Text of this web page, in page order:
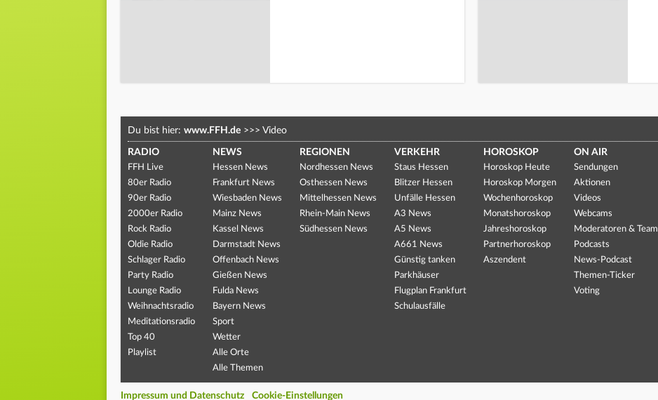
Du bist hier: www.FFH.de >>> Video
RADIO
FFH Live
80er Radio
90er Radio
2000er Radio
Rock Radio
Oldie Radio
Schlager Radio
Party Radio
Lounge Radio
Weihnachtsradio
Meditationsradio
Top 40
Playlist
NEWS
Hessen News
Frankfurt News
Wiesbaden News
Mainz News
Kassel News
Darmstadt News
Offenbach News
Gießen News
Fulda News
Bayern News
Sport
Wetter
Alle Orte
Alle Themen
REGIONEN
Nordhessen News
Osthessen News
Mittelhessen News
Rhein-Main News
Südhessen News
VERKEHR
Staus Hessen
Blitzer Hessen
Unfälle Hessen
A3 News
A5 News
A661 News
Günstig tanken
Parkhäuser
Flugplan Frankfurt
Schulausfälle
HOROSKOP
Horoskop Heute
Horoskop Morgen
Wochenhoroskop
Monatshoroskop
Jahreshoroskop
Partnerhoroskop
Aszendent
ON AIR
Sendungen
Aktionen
Videos
Webcams
Moderatoren & Team
Podcasts
News-Podcast
Themen-Ticker
Voting
Impressum und Datenschutz Cookie-Einstellungen